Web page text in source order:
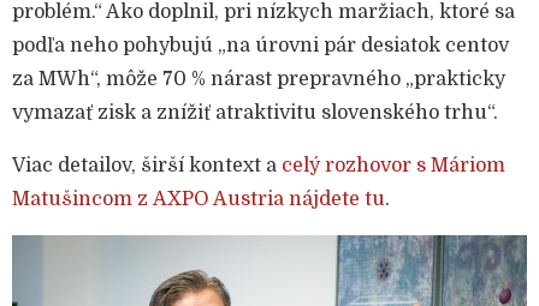
problém.“ Ako doplnil, pri nízkych maržiach, ktoré sa
podľa neho pohybujú „na úrovni pár desiatok centov
za MWh“, môže 70 % nárast prepravného „prakticky
vymazať zisk a znížiť atraktivitu slovenského trhu“.
Viac detailov, širší kontext a celý rozhovor s Máriom
Matušincom z AXPO Austria nájdete tu.